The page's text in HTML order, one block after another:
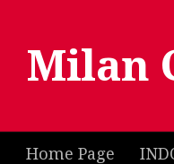
Milan
Home Page